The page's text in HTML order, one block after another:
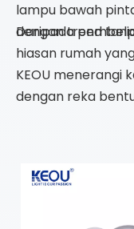
lampu bawah
dengan trend
Daripada
hiasan rumah
KEOU menerangi
dengan reka